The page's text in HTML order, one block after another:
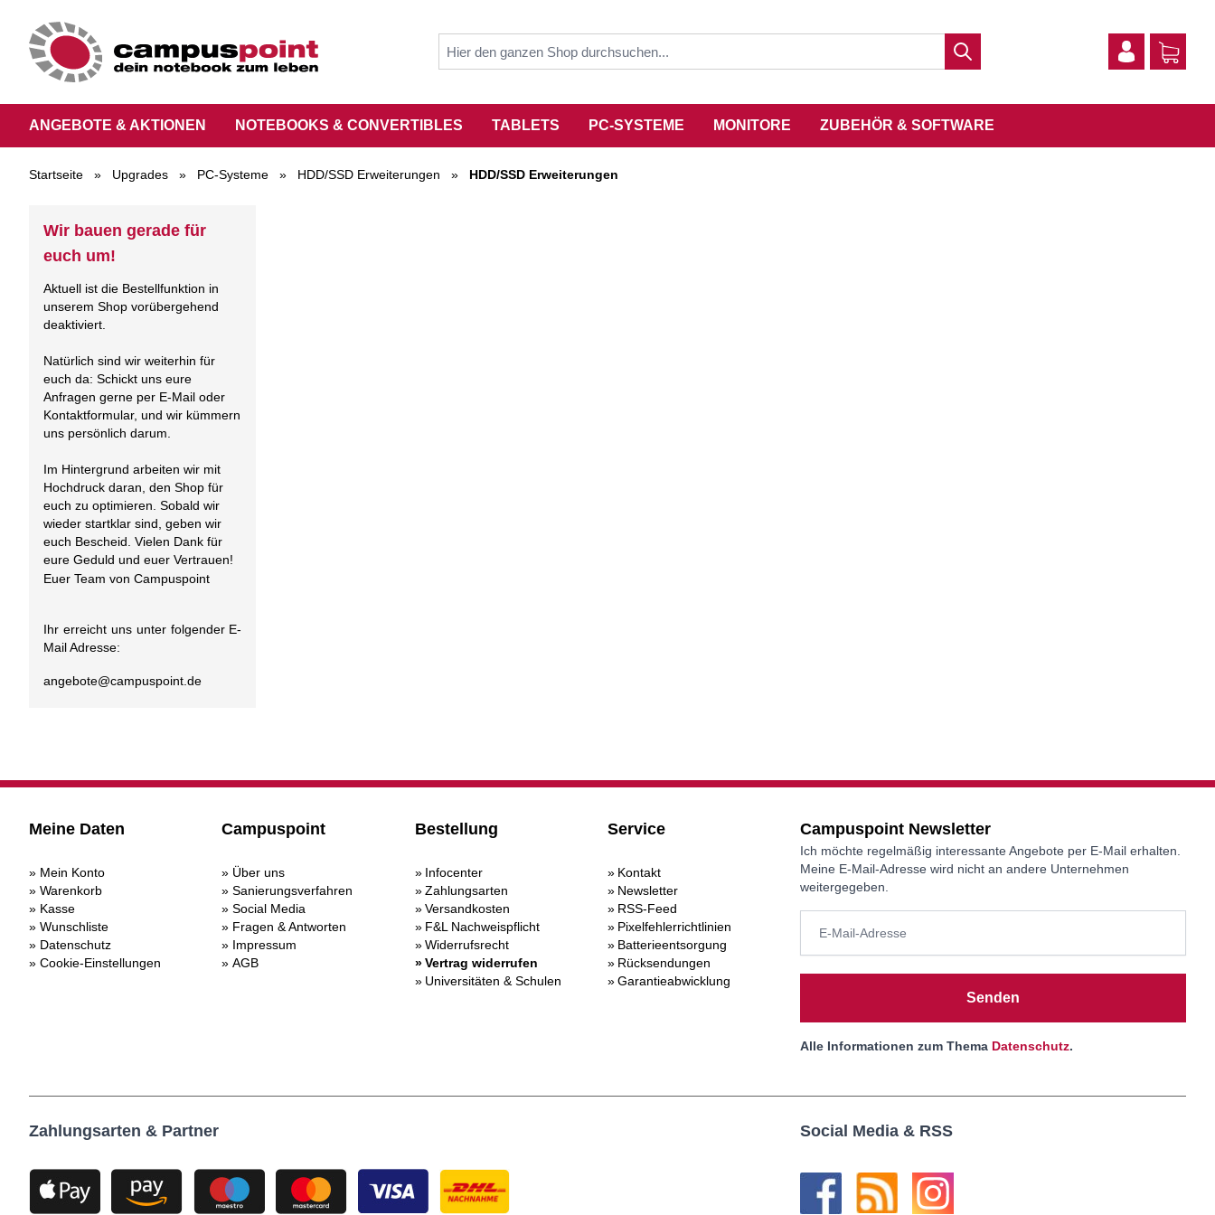
ANGEBOTE & AKTIONEN NOTEBOOKS & CONVERTIBLES TABLETS PC-SYSTEME MONITORE ZUBEHÖR & SOFTWARE
Startseite » Upgrades » PC-Systeme » HDD/SSD Erweiterungen » HDD/SSD Erweiterungen
Wir bauen gerade für
euch um!
Aktuell ist die Bestellfunktion in
unserem Shop vorübergehend
deaktiviert.
Natürlich sind wir weiterhin für
euch da: Schickt uns eure
Anfragen gerne per E-Mail oder
Kontaktformular, und wir kümmern
uns persönlich darum.
Im Hintergrund arbeiten wir mit
Hochdruck daran, den Shop für
euch zu optimieren. Sobald wir
wieder startklar sind, geben wir
euch Bescheid. Vielen Dank für
eure Geduld und euer Vertrauen!
Euer Team von Campuspoint
Ihr erreicht uns unter folgender E-
Mail Adresse:
angebote@campuspoint.de
Meine Daten
Mein Konto
Warenkorb
Kasse
Wunschliste
Datenschutz
Cookie-Einstellungen
Campuspoint
Über uns
Sanierungsverfahren
Social Media
Fragen & Antworten
Impressum
AGB
Bestellung
Infocenter
Zahlungsarten
Versandkosten
F&L Nachweispflicht
Widerrufsrecht
Vertrag widerrufen
Universitäten & Schulen
Service
Kontakt
Newsletter
RSS-Feed
Pixelfehlerrichtlinien
Batterieentsorgung
Rücksendungen
Garantieabwicklung
Campuspoint Newsletter
Ich möchte regelmäßig interessante Angebote per E-Mail erhalten.
Meine E-Mail-Adresse wird nicht an andere Unternehmen
weitergegeben.
Senden
Alle Informationen zum Thema Datenschutz.
Zahlungsarten & Partner Social Media & RSS